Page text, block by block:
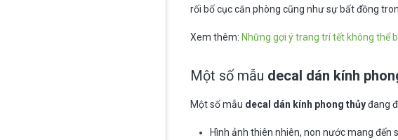
rối bố cục căn phòng cũng như sự bất đồng
Xem thêm: Những gợi ý trang trí tết không thể
Một số mẫu decal dán kính
Một số mẫu decal dán kính phong thủyđang
Hình ảnh thiên nhiên, non nước mang